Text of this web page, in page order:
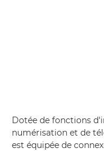
Dotée de fonctions
numérisation et de
est équipée de